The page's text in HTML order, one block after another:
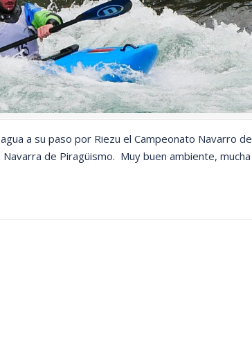
a su paso por Riezu el Campeonato Navarro
de Piragüismo. Muy buen ambiente,